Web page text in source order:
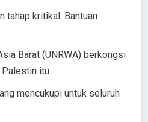
tahap kritikal. Bantuan
Barat (UNRWA) berkongsi
itu.
mencukupi untuk seluruh